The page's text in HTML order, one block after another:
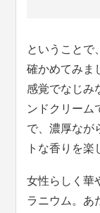
ということで
確かめてみま
感覚でなじみ
ンドクリーム
で、濃厚なが
トな香りを楽
女性らしく華
ラニウム。あ